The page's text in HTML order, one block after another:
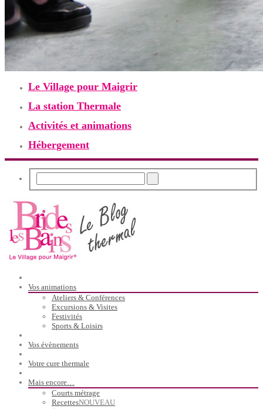
Le Village pour Maigrir
La station Thermale
Activités et animations
Hébergement
Vos animations
Ateliers & Conférences
Excursions & Visites
Festivités
Sports & Loisirs
Vos évènements
Votre cure thermale
Mais encore…
Courts métrage
RecettesNOUVEAU